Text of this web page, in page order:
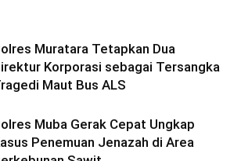
Muratara Tetapkan Dua
Korporasi sebagai Tersangka
Maut Bus ALS
Muba Gerak Cepat Ungkap
Penemuan Jenazah di Area